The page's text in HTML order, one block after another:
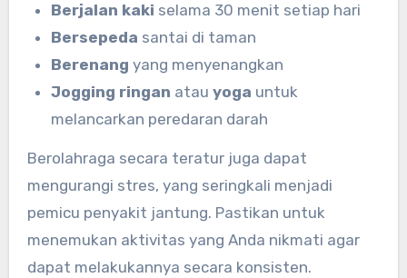
Berjalan kaki selama 30 menit setiap hari
Bersepeda santai di taman
Berenang yang menyenangkan
Jogging ringan atau yoga untuk
melancarkan peredaran darah
Berolahraga secara teratur juga dapat
mengurangi stres, yang seringkali menjadi
pemicu penyakit jantung. Pastikan untuk
menemukan aktivitas yang Anda nikmati agar
dapat melakukannya secara konsisten.